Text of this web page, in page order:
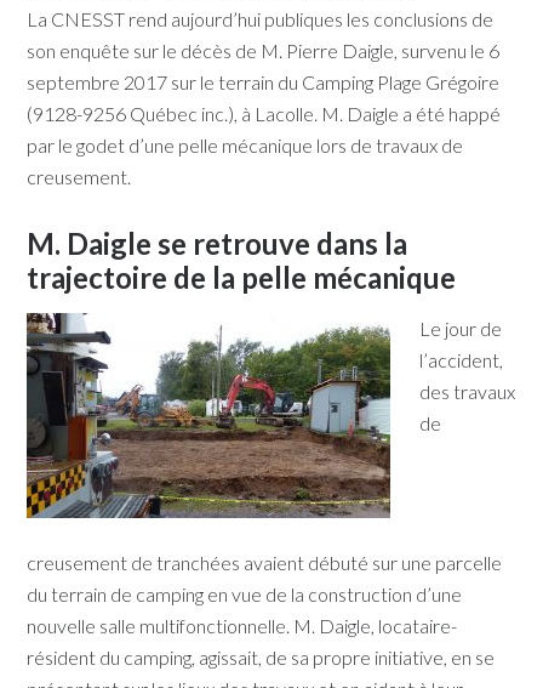
La CNESST rend aujourd’hui publiques les conclusions de
son enquête sur le décès de M. Pierre Daigle, survenu le 6
septembre 2017 sur le terrain du Camping Plage Grégoire
(9128-9256 Québec inc.), à Lacolle. M. Daigle a été happé
par le godet d’une pelle mécanique lors de travaux de
creusement.
M. Daigle se retrouve dans la
trajectoire de la pelle mécanique
Le jour de
l’accident,
des travaux
de
creusement de tranchées avaient débuté sur une parcelle
du terrain de camping en vue de la construction d’une
nouvelle salle multifonctionnelle. M. Daigle, locataire-
résident du camping, agissait, de sa propre initiative, en se